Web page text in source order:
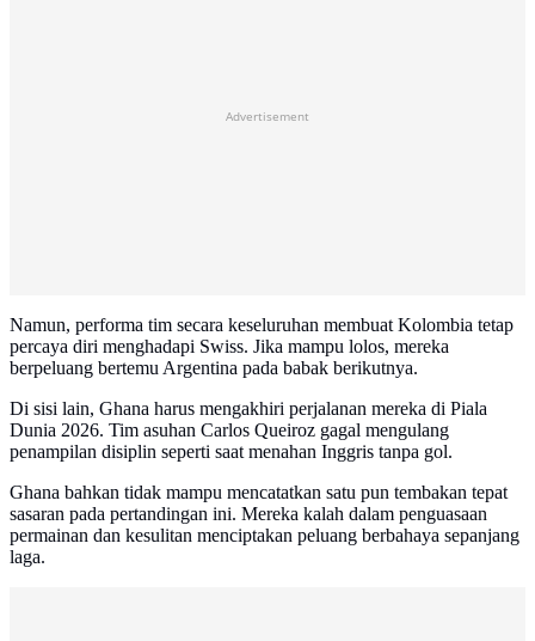
Advertisement
Namun, performa tim secara keseluruhan membuat Kolombia tetap
percaya diri menghadapi Swiss. Jika mampu lolos, mereka
berpeluang bertemu Argentina pada babak berikutnya.
Di sisi lain, Ghana harus mengakhiri perjalanan mereka di Piala
Dunia 2026. Tim asuhan Carlos Queiroz gagal mengulang
penampilan disiplin seperti saat menahan Inggris tanpa gol.
Ghana bahkan tidak mampu mencatatkan satu pun tembakan tepat
sasaran pada pertandingan ini. Mereka kalah dalam penguasaan
permainan dan kesulitan menciptakan peluang berbahaya sepanjang
laga.